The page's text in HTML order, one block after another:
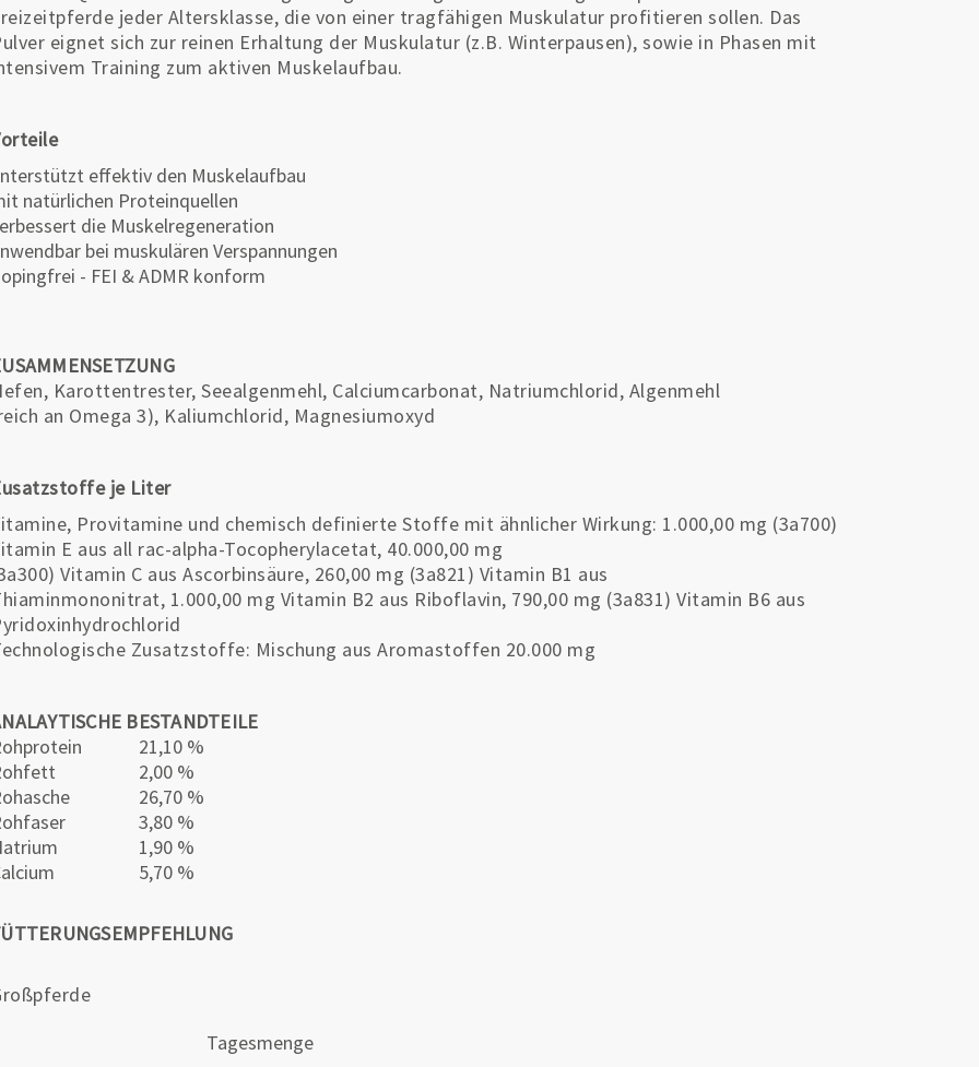
jeder Altersklasse, die von einer tragfähigen Muskulatur profitieren sollen. Das
eignet sich zur reinen Erhaltung der Muskulatur (z.B. Winterpausen), sowie in Phasen mit
Training zum aktiven Muskelaufbau.
effektiv den Muskelaufbau
natürlichen Proteinquellen
die Muskelregeneration
bei muskulären Verspannungen
- FEI & ADMR konform
Karottentrester, Seealgenmehl, Calciumcarbonat, Natriumchlorid, Algenmehl
an Omega 3), Kaliumchlorid, Magnesiumoxyd
je Liter
Provitamine und chemisch definierte Stoffe mit ähnlicher Wirkung: 1.000,00 mg (3a700)
E aus all rac-alpha-Tocopherylacetat, 40.000,00 mg
Vitamin C aus Ascorbinsäure, 260,00 mg (3a821) Vitamin B1 aus
1.000,00 mg Vitamin B2 aus Riboflavin, 790,00 mg (3a831) Vitamin B6 aus
Zusatzstoffe: Mischung aus Aromastoffen 20.000 mg
BESTANDTEILE
21,10 %
2,00 %
26,70 %
3,80 %
1,90 %
5,70 %
Tagesmenge